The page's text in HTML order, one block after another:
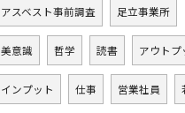
アスベスト事前調査 足立事業所
美意識 哲学 読書 アウトプ
インプット 仕事 営業社員